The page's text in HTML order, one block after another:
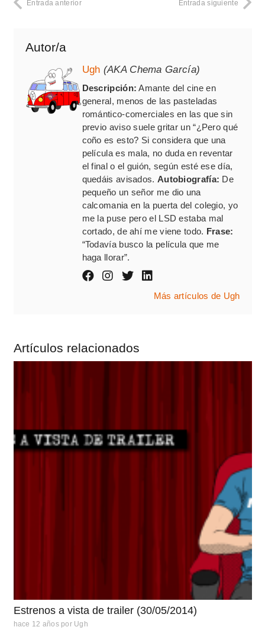
Entrada anterior Entrada siguiente
Autor/a
Ugh (AKA Chema García)
Descripción: Amante del cine en
general, menos de las pasteladas
romántico-comerciales en las que sin
previo aviso suele gritar un “¿Pero qué
coño es esto? Si considera que una
película es mala, no duda en reventar
el final o el guión, según esté ese día,
quedáis avisados. Autobiografía: De
pequeño un señor me dio una
calcomania en la puerta del colegio, yo
me la puse pero el LSD estaba mal
cortado, de ahí me viene todo. Frase:
“Todavía busco la película que me
haga llorar”.
Más artículos de Ugh
Artículos relacionados
Estrenos a vista de trailer (30/05/2014)
hace 12 años por Ugh